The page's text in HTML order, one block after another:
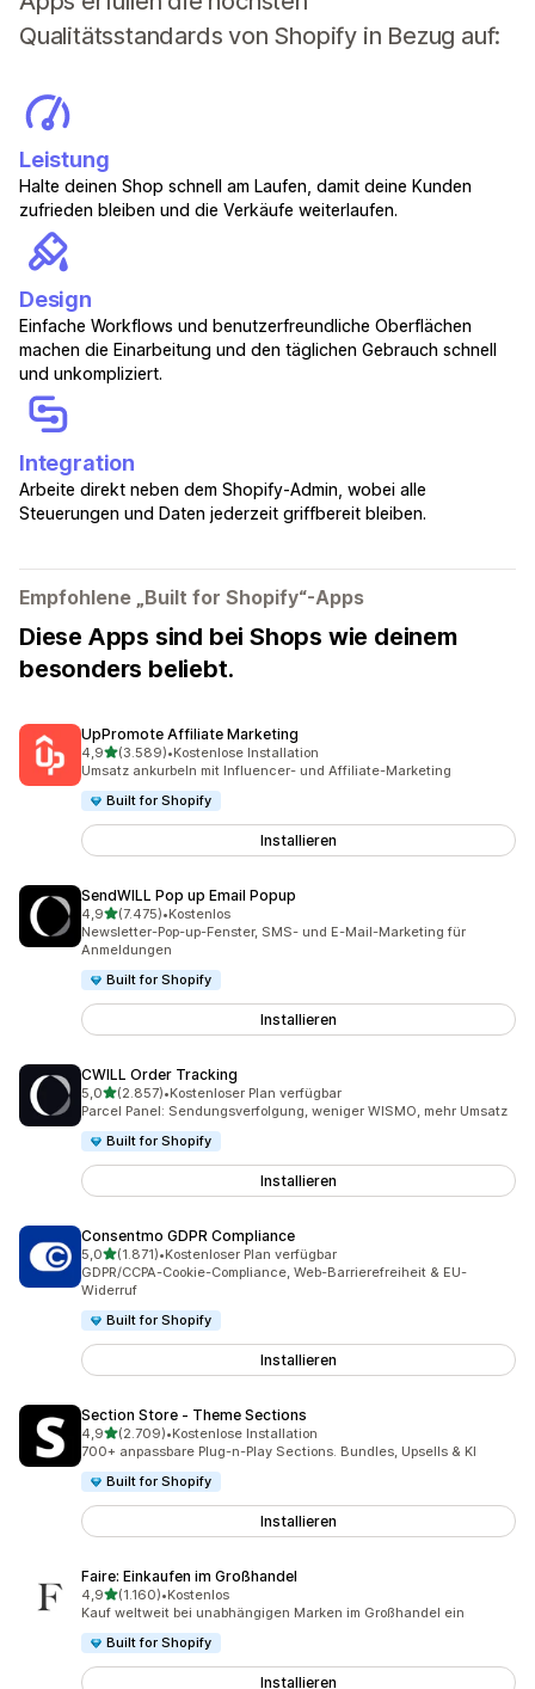
Qualitätsstandards von Shopify in Bezug auf:
Leistung
Halte deinen Shop schnell am Laufen, damit deine Kunden
zufrieden bleiben und die Verkäufe weiterlaufen.
Design
Einfache Workflows und benutzerfreundliche Oberflächen
machen die Einarbeitung und den täglichen Gebrauch schnell
und unkompliziert.
Integration
Arbeite direkt neben dem Shopify-Admin, wobei alle
Steuerungen und Daten jederzeit griffbereit bleiben.
Empfohlene „Built for Shopify“-Apps
Diese Apps sind bei Shops wie deinem
besonders beliebt.
UpPromote Affiliate Marketing
4,9von 5 Sternen
(3.589)
3589 Rezensionen insgesamt
•Kostenlose Installation
Umsatz ankurbeln mit Influencer- und Affiliate-Marketing
Built for Shopify
Installieren
SendWILL Pop up Email Popup
4,9von 5 Sternen
(7.475)
7475 Rezensionen insgesamt
•Kostenlos
Newsletter-Pop-up-Fenster, SMS- und E-Mail-Marketing für
Anmeldungen
Built for Shopify
Installieren
CWILL Order Tracking
5,0von 5 Sternen
(2.857)
2857 Rezensionen insgesamt
•Kostenloser Plan verfügbar
Parcel Panel: Sendungsverfolgung, weniger WISMO, mehr Umsatz
Built for Shopify
Installieren
Consentmo GDPR Compliance
5,0von 5 Sternen
(1.871)
1871 Rezensionen insgesamt
•Kostenloser Plan verfügbar
GDPR/CCPA-Cookie-Compliance, Web-Barrierefreiheit & EU-
Widerruf
Built for Shopify
Installieren
Section Store ‑ Theme Sections
4,9von 5 Sternen
(2.709)
2709 Rezensionen insgesamt
•Kostenlose Installation
700+ anpassbare Plug-n-Play Sections. Bundles, Upsells & KI
Built for Shopify
Installieren
Faire: Einkaufen im Großhandel
4,9von 5 Sternen
(1.160)
1160 Rezensionen insgesamt
•Kostenlos
Kauf weltweit bei unabhängigen Marken im Großhandel ein
Built for Shopify
Installieren